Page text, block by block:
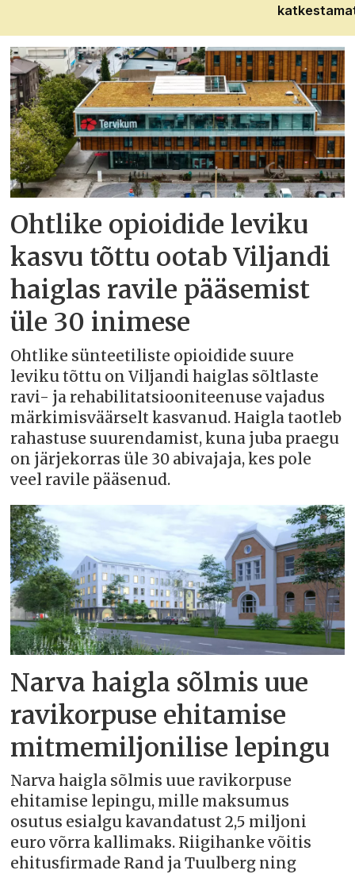
Ohtlike opioidide leviku
kasvu tõttu ootab Viljandi
haiglas ravile pääsemist
üle 30 inimese
Ohtlike sünteetiliste opioidide suure
leviku tõttu on Viljandi haiglas sõltlaste
ravi- ja rehabilitatsiooniteenuse vajadus
märkimisväärselt kasvanud. Haigla taotleb
rahastuse suurendamist, kuna juba praegu
on järjekorras üle 30 abivajaja, kes pole
veel ravile pääsenud.
Narva haigla sõlmis uue
ravikorpuse ehitamise
mitmemiljonilise lepingu
Narva haigla sõlmis uue ravikorpuse
ehitamise lepingu, mille maksumus
osutus esialgu kavandatust 2,5 miljoni
euro võrra kallimaks. Riigihanke võitis
ehitusfirmade Rand ja Tuulberg ning